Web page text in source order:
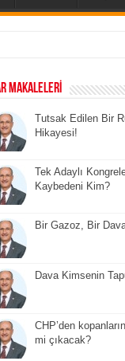
MAKALELERİ
Tutsak Edilen Bir
Hikayesi!
Tek Adaylı
Kaybedeni Kim?
Bir Gazoz, Bir
Dava Kimsenin
CHP’den
mi çıkacak?